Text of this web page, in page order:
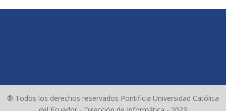
® Todos los derechos reservados Pontificia Universidad Católica